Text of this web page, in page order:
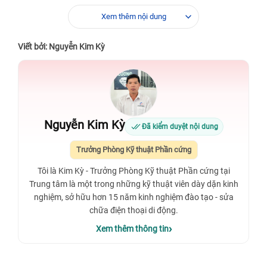
Xem thêm nội dung
Viết bởi: Nguyễn Kim Kỳ
Nguyễn Kim Kỳ Đã kiểm duyệt nội dung
Trưởng Phòng Kỹ thuật Phần cứng
Tôi là Kim Kỳ - Trưởng Phòng Kỹ thuật Phần cứng tại
Trung tâm là một trong những kỹ thuật viên dày dặn kinh
nghiệm, sở hữu hơn 15 năm kinh nghiệm đào tạo - sửa
chữa điện thoại di động.
Xem thêm thông tin